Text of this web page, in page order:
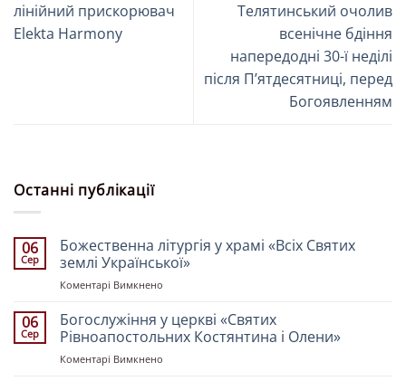
лінійний прискорювач
Elekta Harmony
Телятинський очолив
всенічне бдіння
напередодні 30-ї неділі
після Пʼятдесятниці, перед
Богоявленням
Останні публікації
06
Сер
Божественна літургія у храмі «Всіх Святих
землі Української»
Коментарі Вимкнено
літургія
у
храмі
06
Сер
Богослужіння у церкві «Святих
Рівноапостольних Костянтина і Олени»
Коментарі Вимкнено